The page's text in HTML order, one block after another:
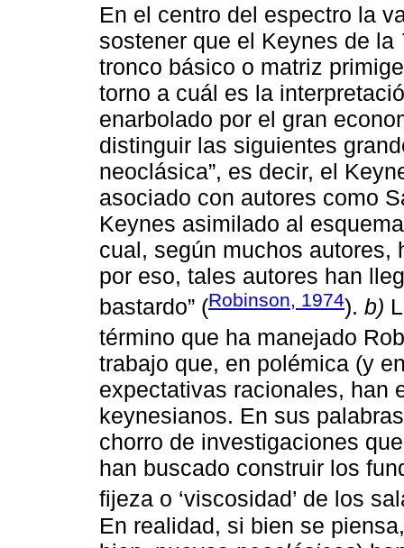
En el centro del espectro la
sostener que el Keynes de la
tronco básico o matriz
torno a cuál es la
enarbolado por el gran
distinguir las siguientes
neoclásica”, es decir, el
asociado con autores como
Keynes asimilado al
cual, según muchos autores,
por eso, tales autores han
bastardo” (Robinson, 1974). b)
término que ha manejado
trabajo que, en polémica (y
expectativas racionales, han
keynesianos. En sus
chorro de investigaciones
han buscado construir los
fijeza o ‘viscosidad’ de los
En realidad, si bien se